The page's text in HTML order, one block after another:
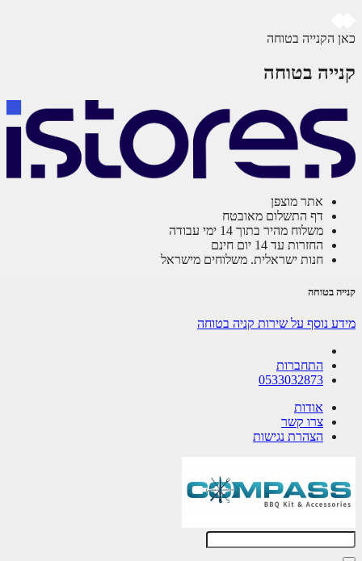
הקנייה בטוחה
בטוחה
אתר מוצפן
דף התשלום מאובטח
משלוח מהיר בתוך 14 ימי עבודה
החזרות עד 14 יום חינם
חנות ישראלית. משלוחים מישראל
בטוחה
נוסף על שירות קניה בטוחה
התחברות
0533032873
אודות
צרו קשר
הצהרת נגישות